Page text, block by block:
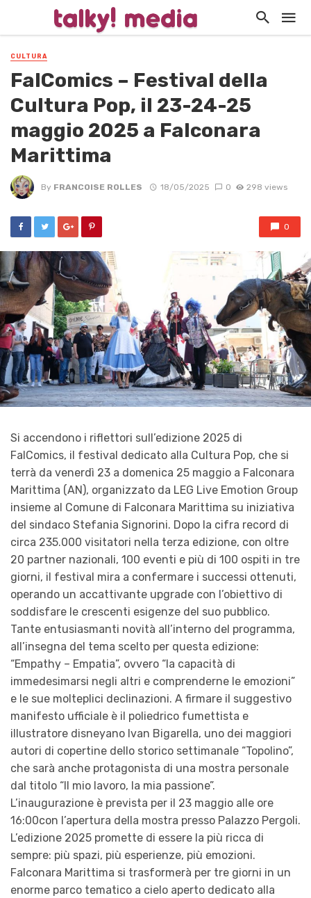
CULTURA
FalComics – Festival della
Cultura Pop, il 23-24-25
maggio 2025 a Falconara
Marittima
By FRANCOISE ROLLES 18/05/2025 0 298 views
0
Si accendono i riflettori sull’edizione 2025 di
FalComics, il festival dedicato alla Cultura Pop, che si
terrà da venerdì 23 a domenica 25 maggio a Falconara
Marittima (AN), organizzato da LEG Live Emotion Group
insieme al Comune di Falconara Marittima su iniziativa
del sindaco Stefania Signorini. Dopo la cifra record di
circa 235.000 visitatori nella terza edizione, con oltre
20 partner nazionali, 100 eventi e più di 100 ospiti in tre
giorni, il festival mira a confermare i successi ottenuti,
operando un accattivante upgrade con l’obiettivo di
soddisfare le crescenti esigenze del suo pubblico.
Tante entusiasmanti novità all’interno del programma,
all’insegna del tema scelto per questa edizione:
“Empathy – Empatia”, ovvero “la capacità di
immedesimarsi negli altri e comprenderne le emozioni”
e le sue molteplici declinazioni. A firmare il suggestivo
manifesto ufficiale è il poliedrico fumettista e
illustratore disneyano Ivan Bigarella, uno dei maggiori
autori di copertine dello storico settimanale “Topolino”,
che sarà anche protagonista di una mostra personale
dal titolo “Il mio lavoro, la mia passione”.
L’inaugurazione è prevista per il 23 maggio alle ore
16:00con l’apertura della mostra presso Palazzo Pergoli.
L’edizione 2025 promette di essere la più ricca di
sempre: più spazi, più esperienze, più emozioni.
Falconara Marittima si trasformerà per tre giorni in un
enorme parco tematico a cielo aperto dedicato alla